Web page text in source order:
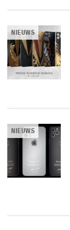
NIEUWS
NIEUWS